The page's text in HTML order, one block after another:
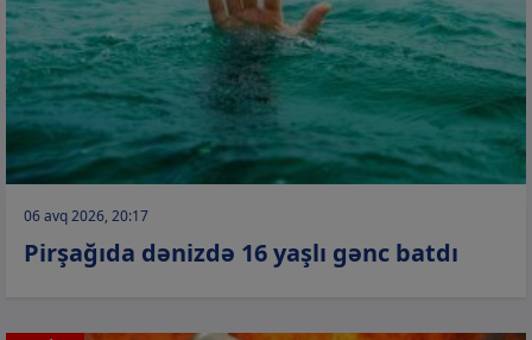
06 avq 2026, 20:17
Pirşağıda dənizdə 16 yaşlı gənc batdı